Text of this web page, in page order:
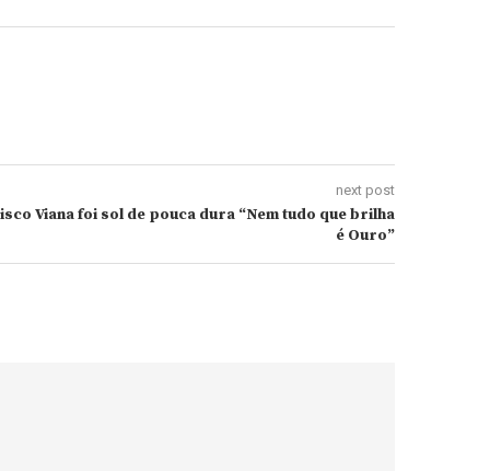
next post
Viana foi sol de pouca dura “Nem tudo que brilha
é Ouro”